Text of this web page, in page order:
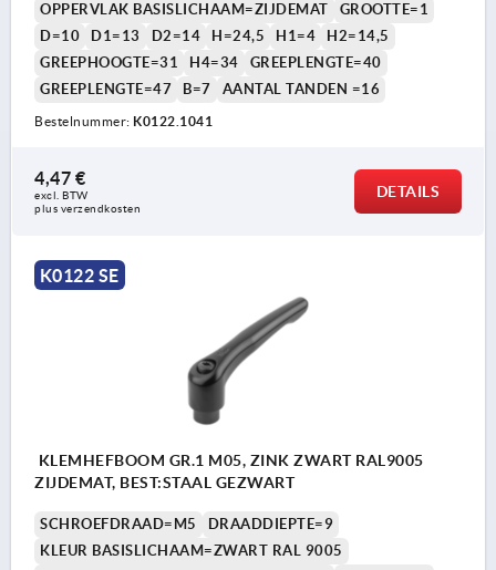
OPPERVLAK BASISLICHAAM=ZIJDEMAT
GROOTTE=1
D=10
D1=13 D2=14 H=24,5 H1=4
H2=14,5
GREEPHOOGTE=31
H4=34
GREEPLENGTE=40
GREEPLENGTE=47
B=7 AANTAL TANDEN =16
Bestelnummer: K0122.1041
4,47 €
excl. BTW
plus verzendkosten
DETAILS
K0122 SE
KLEMHEFBOOM GR.1 M05, ZINK ZWART RAL9005
ZIJDEMAT, BEST:STAAL GEZWART
SCHROEFDRAAD=M5
DRAADDIEPTE=9
KLEUR BASISLICHAAM=ZWART RAL 9005